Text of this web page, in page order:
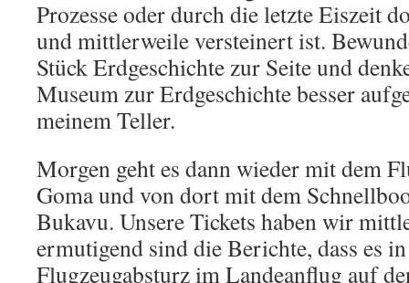
Prozesse oder durch die letzte Eiszeit
und mittlerweile versteinert ist.
Stück Erdgeschichte zur Seite und
Museum zur Erdgeschichte besser
meinem Teller.
Morgen geht es dann wieder mit dem
Goma und von dort mit dem
Bukavu. Unsere Tickets haben wir
ermutigend sind die Berichte, dass es
Flugzeugabsturz im Landeanflug auf